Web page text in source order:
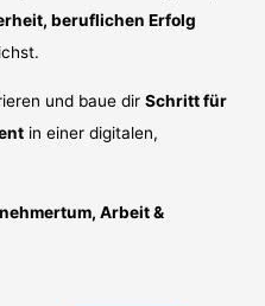
beruflichen Erfolg
und baue dirSchritt für
in einer digitalen,
Arbeit &